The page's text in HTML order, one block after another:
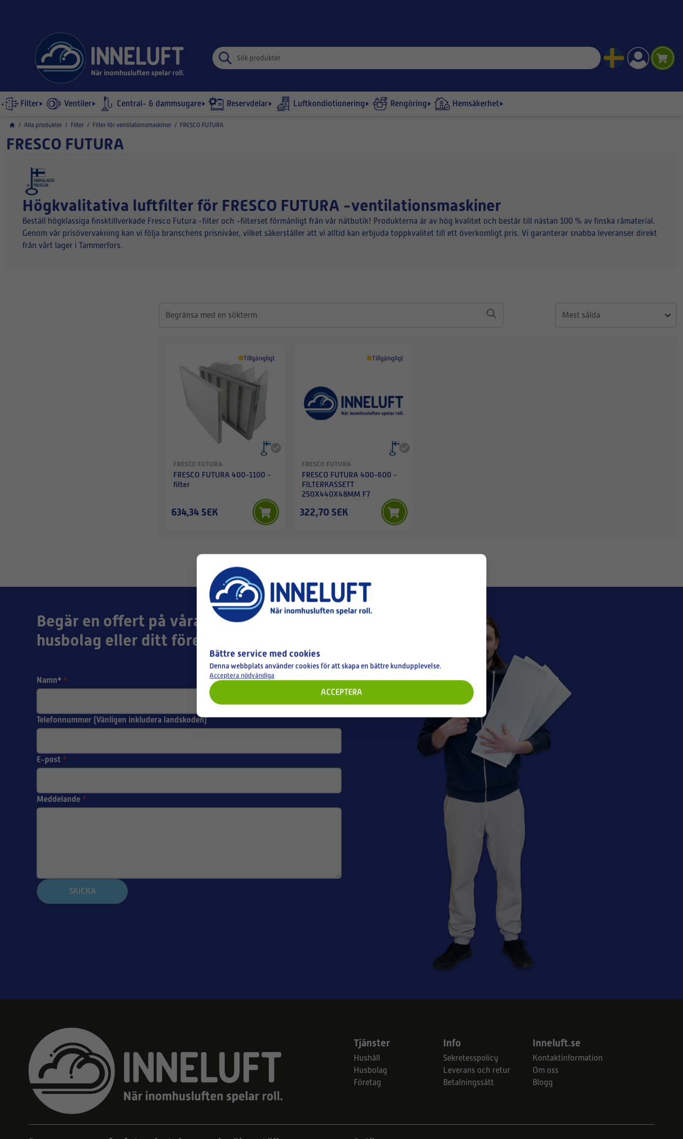
Filter Ventiler Central- & dammsugare Reservdelar Luftkondiotionering Rengöring Hemsäkerhet
/ Alla produkter / Filter / Filter för ventilationsmaskiner / FRESCO FUTURA
FRESCO FUTURA
Högkvalitativa luftfilter för FRESCO FUTURA -ventilationsmaskiner
Beställ högklassiga finsktillverkade Fresco Futura -filter och -filterset förmånligt från vår nätbutik! Produkterna är av hög kvalitet och består till nästan 100 % av finska råmaterial.
Genom vår prisövervakning kan vi följa branschens prisnivåer, vilket säkerställer att vi alltid kan erbjuda toppkvalitet till ett överkomligt pris. Vi garanterar snabba leveranser direkt
från vårt lager i Tammerfors.
Tillgängligt
FRESCO FUTURA
FRESCO FUTURA 400-1100 -
filter
634,34 SEK
Tillgängligt
FRESCO FUTURA
FRESCO FUTURA 400-600 -
FILTERKASSETT
250X440X48MM F7
322,70 SEK
Begär en offert på våra produkter till ditt
husbolag eller ditt företag!
Namn* *
Telefonnummer (Vänligen inkludera landskoden)
E-post *
Meddelande *
SKICKA
Tjänster
Hushåll
Husbolag
Företag
Info
Sekretesspolicy
Leverans och retur
Betalningssätt
Inneluft.se
Kontaktinformation
Om oss
Blogg
Bättre service med cookies
Denna webbplats använder cookies för att skapa en bättre kundupplevelse.
Acceptera nödvändiga
ACCEPTERA